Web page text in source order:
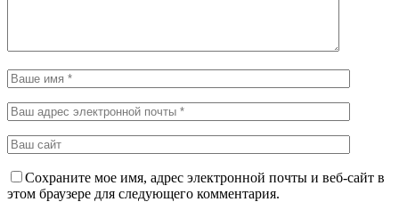
Сохраните мое имя, адрес электронной почты и веб-сайт в
этом браузере для следующего комментария.